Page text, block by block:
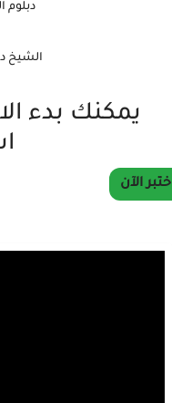
دبلوم
الشيخ
يمكنك بدء
الآن